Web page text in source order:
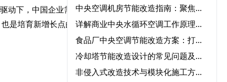
自定义监测需求 灵活配置任务
动下，中国企业需在技
是培育新增长点的关键
中央空调机房节能改造指南：聚焦三大耗电设备，实现能效跃升
详解商业中央水循环空调工作原理：为何舒适又高效？
食品厂中央空调节能改造方案：打造绿色节能生产环境
冷却塔节能改造设计的常见问题及解决方案
非侵入式改造技术与模块化施工方案在中央空调节能改造中的协同应用‌